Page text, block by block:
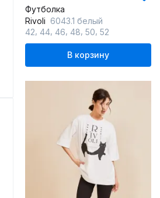
Футболка
Rivoli 6043.1 белый
42 44 46 48 50 52
В корзину